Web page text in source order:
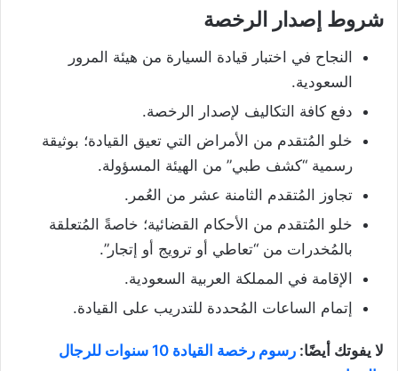
شروط إصدار الرخصة
النجاح في اختبار قيادة السيارة من هيئة المرور
السعودية.
دفع كافة التكاليف لإصدار الرخصة.
خلو المُتقدم من الأمراض التي تعيق القيادة؛ بوثيقة
رسمية “كشف طبي” من الهيئة المسؤولة.
تجاوز المُتقدم الثامنة عشر من العُمر.
خلو المُتقدم من الأحكام القضائية؛ خاصةً المُتعلقة
بالمُخدرات من “تعاطي أو ترويج أو إتجار”.
الإقامة في المملكة العربية السعودية.
إتمام الساعات المُحددة للتدريب على القيادة.
لا يفوتك أيضًا:
رسوم رخصة القيادة 10 سنوات للرجال